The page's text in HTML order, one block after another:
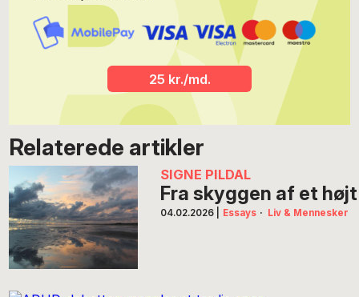
25 kr./md.
Relaterede artikler
SIGNE PILDAL
Fra skyggen af et
04.02.2026 Essays · Liv & Mennesker